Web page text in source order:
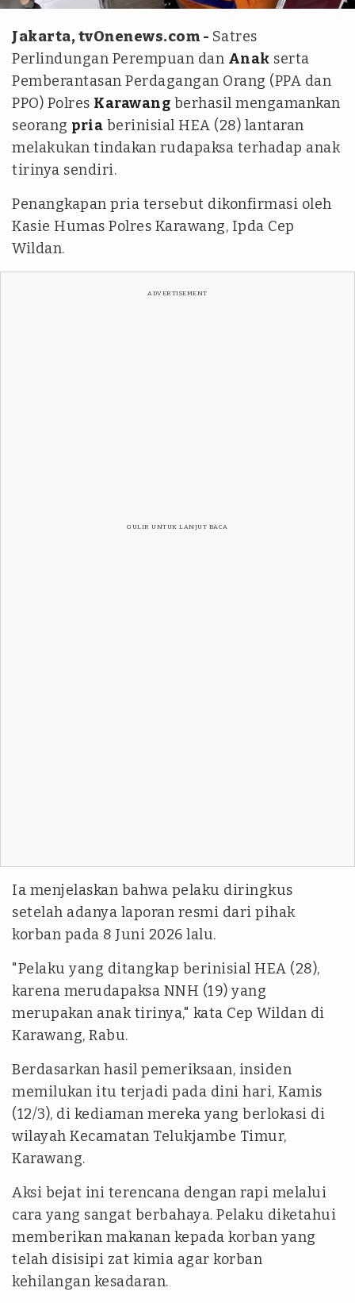
Jakarta, tvOnenews.com - Satres
Perlindungan Perempuan dan Anak serta
Pemberantasan Perdagangan Orang (PPA dan
PPO) Polres Karawang berhasil mengamankan
seorang pria berinisial HEA (28) lantaran
melakukan tindakan rudapaksa terhadap anak
tirinya sendiri.
Penangkapan pria tersebut dikonfirmasi oleh
Kasie Humas Polres Karawang, Ipda Cep
Wildan.
ADVERTISEMENT
GULIR UNTUK LANJUT BACA
Ia menjelaskan bahwa pelaku diringkus
setelah adanya laporan resmi dari pihak
korban pada 8 Juni 2026 lalu.
"Pelaku yang ditangkap berinisial HEA (28),
karena merudapaksa NNH (19) yang
merupakan anak tirinya," kata Cep Wildan di
Karawang, Rabu.
Berdasarkan hasil pemeriksaan, insiden
memilukan itu terjadi pada dini hari, Kamis
(12/3), di kediaman mereka yang berlokasi di
wilayah Kecamatan Telukjambe Timur,
Karawang.
Aksi bejat ini terencana dengan rapi melalui
cara yang sangat berbahaya. Pelaku diketahui
memberikan makanan kepada korban yang
telah disisipi zat kimia agar korban
kehilangan kesadaran.